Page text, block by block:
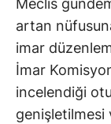
Meclis
artan
imar
İmar
incelendiği
genişletilmesi